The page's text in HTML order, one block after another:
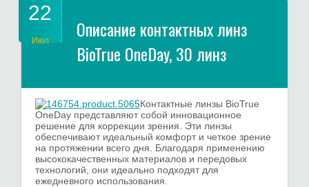
22
Июл
Описание контактных линз
BioTrue OneDay, 30 линз
Контактные линзы BioTrue
OneDay представляют собой инновационное
решение для коррекции зрения. Эти линзы
обеспечивают идеальный комфорт и четкое зрение
на протяжении всего дня. Благодаря применению
высококачественных материалов и передовых
технологий, они идеально подходят для
ежедневного использования.